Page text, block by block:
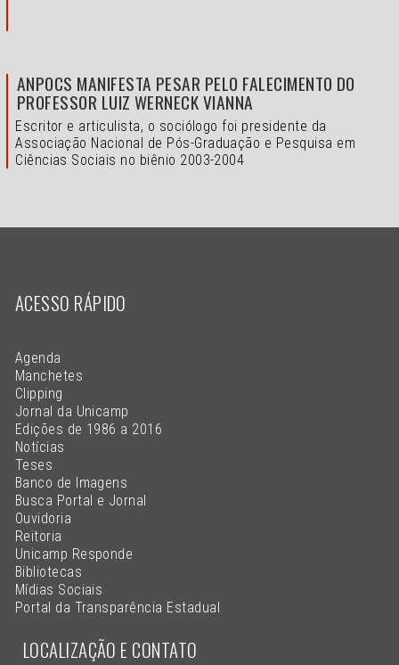
ANPOCS MANIFESTA PESAR PELO FALECIMENTO DO
PROFESSOR LUIZ WERNECK VIANNA
Escritor e articulista, o sociólogo foi presidente da
Associação Nacional de Pós-Graduação e Pesquisa em
Ciências Sociais no biênio 2003-2004
ACESSO RÁPIDO
Agenda
Manchetes
Clipping
Jornal da Unicamp
Edições de 1986 a 2016
Notícias
Teses
Banco de Imagens
Busca Portal e Jornal
Ouvidoria
Reitoria
Unicamp Responde
Bibliotecas
Mídias Sociais
Portal da Transparência Estadual
LOCALIZAÇÃO E CONTATO